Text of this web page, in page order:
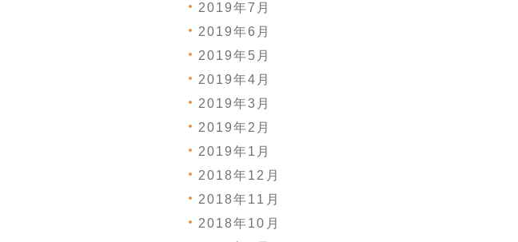
2019年7月
2019年6月
2019年5月
2019年4月
2019年3月
2019年2月
2019年1月
2018年12月
2018年11月
2018年10月